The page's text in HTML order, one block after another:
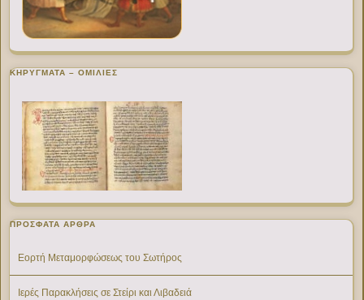
ΚΗΡΥΓΜΑΤΑ – ΟΜΙΛΙΕΣ
ΠΡΌΣΦΑΤΑ ΆΡΘΡΑ
Εορτή Μεταμορφώσεως του Σωτήρος
Ιερές Παρακλήσεις σε Στείρι και Λιβαδειά